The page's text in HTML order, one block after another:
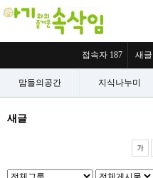
접속자 187 새글
맘들의공간 지식나누미
새글